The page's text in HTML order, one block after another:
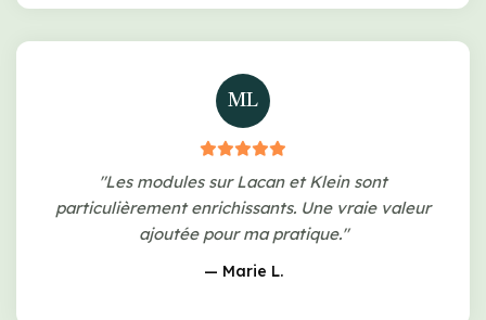
ML
"Les modules sur Lacan et Klein sont
particulièrement enrichissants. Une vraie valeur
ajoutée pour ma pratique."
— Marie L.